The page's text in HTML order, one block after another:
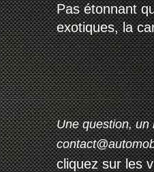
Pas étonnant
exotiques, la
Une question, un
cliquez sur les